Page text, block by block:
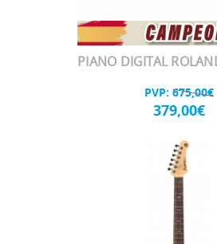
PIANO DIGITAL
PVP: 675,00€
379,00€